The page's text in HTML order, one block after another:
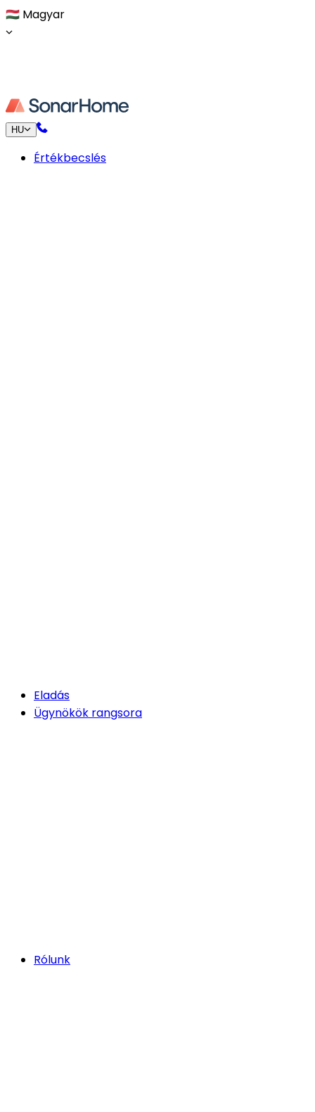
🇭🇺 Magyar
HU
Értékbecslés
Eladás
Ügynökök rangsora
Rólunk